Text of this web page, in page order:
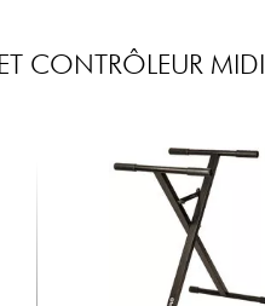
CONTRÔLEUR MIDI